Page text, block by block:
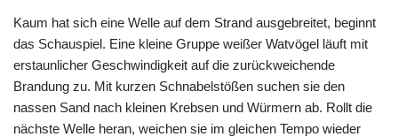
Kaum hat sich eine Welle auf dem Strand ausgebreitet, beginnt
das Schauspiel. Eine kleine Gruppe weißer Watvögel läuft mit
erstaunlicher Geschwindigkeit auf die zurückweichende
Brandung zu. Mit kurzen Schnabelstößen suchen sie den
nassen Sand nach kleinen Krebsen und Würmern ab. Rollt die
nächste Welle heran, weichen sie im gleichen Tempo wieder